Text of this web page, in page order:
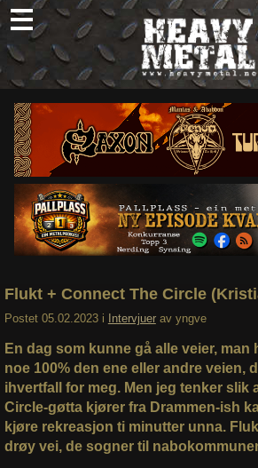
Skip
to
content
Nyheter
Omtaler
Intervjuer
Om oss
Abonner
Søk
Flukt + Connect The Circle
Postet 05.02.2023 i Intervjuer av yngve
En dag som kunne gå alle veier,
noe 100% den ene eller andre veien,
ihvertfall for meg. Men jeg tenker slik
Circle-gøtta kjører fra Drammen-ish
kjøre rekreasjon ti minutter unna.
drøy vei, de sogner til